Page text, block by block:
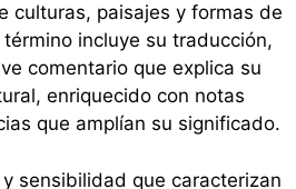
culturas, paisajes y formas de
incluye su traducción,
comentario que explica su
enriquecido con notas
que amplían su significado.
sensibilidad que caracterizan